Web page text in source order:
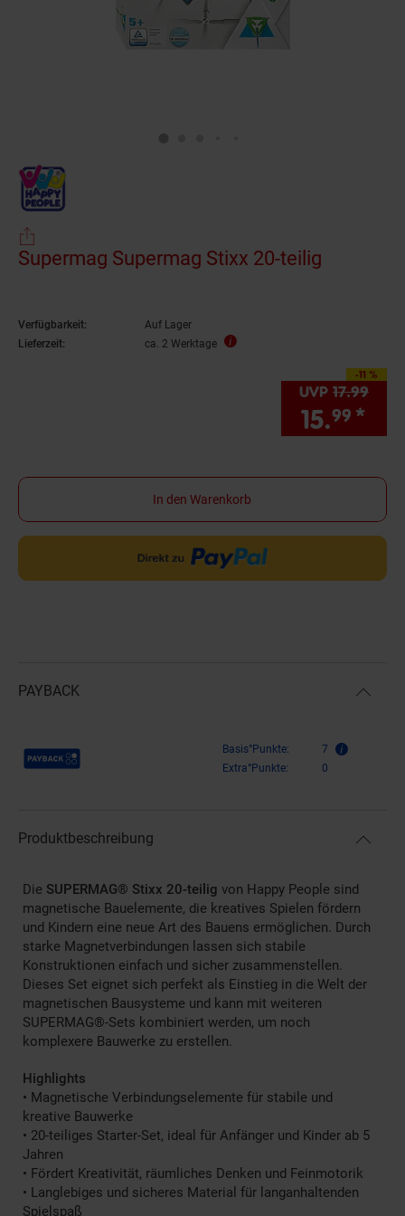
Supermag Supermag Stixx 20-teilig
Verfügbarkeit:
Auf Lager
Lieferzeit:
ca. 2 Werktage
-11 %
Sie Sparen 11
UVP 17.99UVP
15.99 *
In den Warenkorb
PAYBACK
Payback Punkte Basis°Punkte:
7
Extra°Punkte:
0
Produktbeschreibung
Die SUPERMAG® Stixx 20-teilig von Happy People sind
magnetische Bauelemente, die kreatives Spielen fördern
und Kindern eine neue Art des Bauens ermöglichen. Durch
starke Magnetverbindungen lassen sich stabile
Konstruktionen einfach und sicher zusammenstellen.
Dieses Set eignet sich perfekt als Einstieg in die Welt der
magnetischen Bausysteme und kann mit weiteren
SUPERMAG®-Sets kombiniert werden, um noch
komplexere Bauwerke zu erstellen.
Highlights
• Magnetische Verbindungselemente für stabile und
kreative Bauwerke
• 20-teiliges Starter-Set, ideal für Anfänger und Kinder ab 5
Jahren
• Fördert Kreativität, räumliches Denken und Feinmotorik
• Langlebiges und sicheres Material für langanhaltenden
Spielspaß